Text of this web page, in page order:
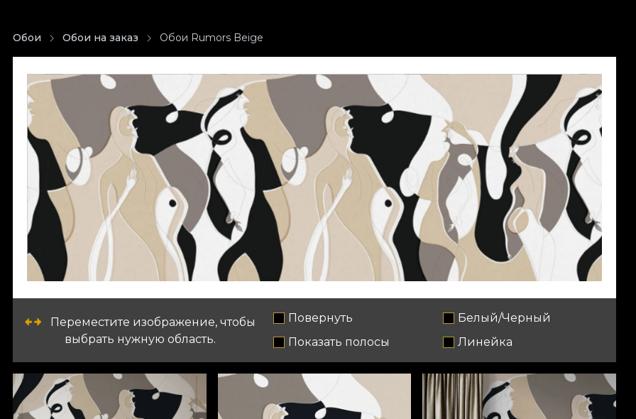
Обои Обои на заказ Обои Rumors Beige
Переместите изображение, чтобы
выбрать нужную область.
Повернуть
Белый/Черный
Показать полосы
Линейка